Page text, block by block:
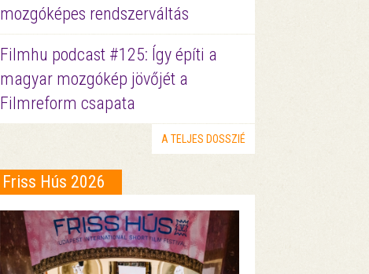
mozgóképes rendszerváltás
Filmhu podcast #125: Így építi a
magyar mozgókép jövőjét a
Filmreform csapata
A TELJES DOSSZIÉ
Friss Hús 2026